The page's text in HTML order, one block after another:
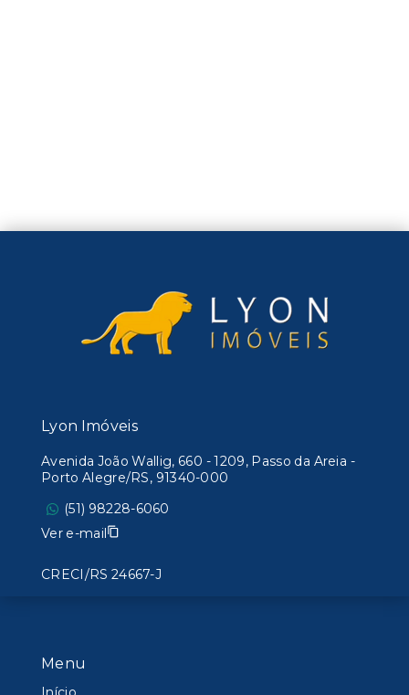
Menu
Lyon Imóveis
Avenida João Wallig, 660 - 1209, Passo da Areia -
Porto Alegre/RS, 91340-000
(51) 98228-6060
Ver e-mail
CRECI/RS 24667-J